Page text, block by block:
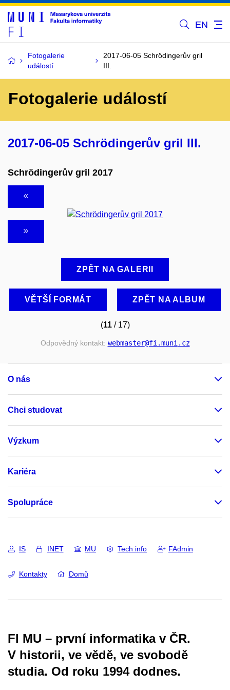
EN
Fotogalerie
událostí
2017-06-05 Schrödingerův gril
III.
Fotogalerie událostí
2017-06-05 Schrödingerův gril III.
Schrödingerův gril 2017
ZPĚT NA GALERII
VĚTŠÍ FORMÁT ZPĚT NA ALBUM
(11/ 17)
Odpovědný kontakt: webmaster@fi.muni.cz
O nás
Chci studovat
Výzkum
Kariéra
Spolupráce
IS INET MU Tech info FAdmin
Kontakty Domů
FI MU – první informatika v ČR.
V historii, ve vědě, ve svobodě
studia. Od roku 1994 dodnes.